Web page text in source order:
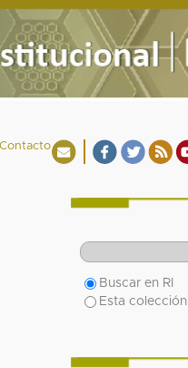
Contacto
Buscar en RI
Esta colección